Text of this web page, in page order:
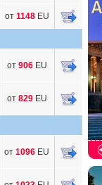
от 1148EU
от 906EU
от 829EU
от 1096 EU